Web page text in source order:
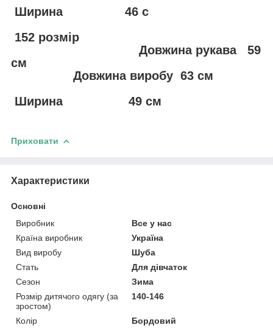
Ширина 46 с
152 розмір
Довжина рукава 59
см
Довжина виробу 63 см
Ширина 49 см
Приховати
Характеристики
Основні
Виробник
Все у нас
Країна виробник
Україна
Вид виробу
Шуба
Стать
Для дівчаток
Сезон
Зима
Розмір дитячого одягу (за
зростом)
140-146
Колір
Бордовий